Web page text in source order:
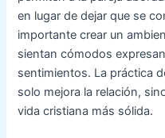
en lugar de dejar que se
importante crear un
sientan cómodos
sentimientos. La práctica
solo mejora la relación,
vida cristiana más sólida.